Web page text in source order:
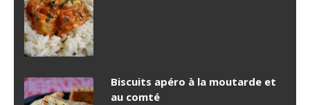
Biscuits apéro à la moutarde et
au comté